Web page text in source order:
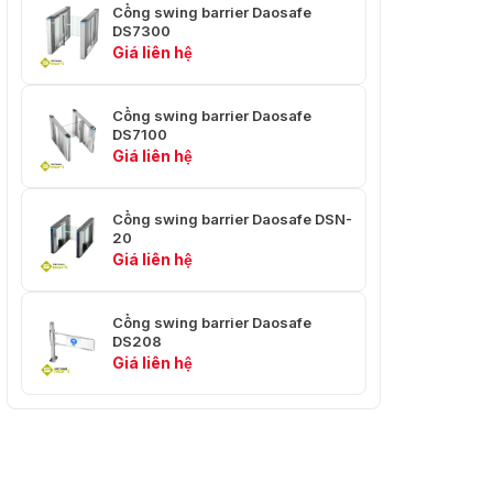
Cổng swing barrier Daosafe
DS7300
Giá liên hệ
Cổng swing barrier Daosafe
DS7100
Giá liên hệ
Cổng swing barrier Daosafe DSN-
20
Giá liên hệ
Cổng swing barrier Daosafe
DS208
Giá liên hệ